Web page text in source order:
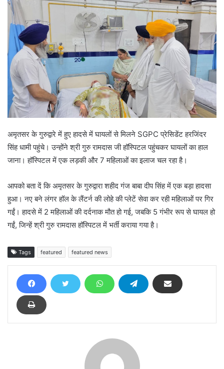
अमृतसर के गुरुद्वारे में हुए हादसे में घायलों से मिलने SGPC प्रेसिडेंट हरजिंदर
सिंह धामी पहुंचे। उन्होंने श्री गुरु रामदास जी हॉस्पिटल पहुंचकर घायलों का हाल
जाना। हॉस्पिटल में एक लड़की और 7 महिलाओं का इलाज चल रहा है।
आपको बता दें कि अमृतसर के गुरुद्वारा शहीद गंज बाबा दीप सिंह में एक बड़ा हादसा
हुआ। नए बने लंगर हॉल के लैंटर्न की लोहे की प्लेटें सेवा कर रही महिलाओं पर गिर
गईं। हादसे में 2 महिलाओं की दर्दनाक मौत हो गई, जबकि 5 गंभीर रूप से घायल हो
गईं, जिन्हें श्री गुरु रामदास हॉस्पिटल में भर्ती कराया गया है।
Tags featured featured news